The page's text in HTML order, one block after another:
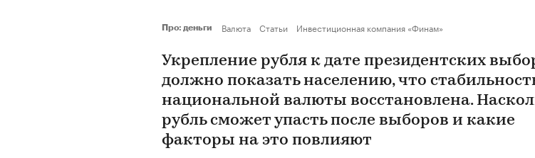
Про: деньги Валюта Статьи Инвестиционная компания «Финам»
Укрепление рубля к дате президентских
должно показать населению, что
национальной валюты восстановлена.
рубль сможет упасть после выборов и какие
факторы на это повлияют